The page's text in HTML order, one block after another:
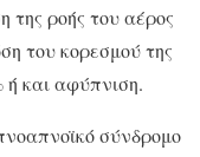
της ροής του αέρος
του κορεσμού της
ή και αφύπνιση.
σύνδρομο